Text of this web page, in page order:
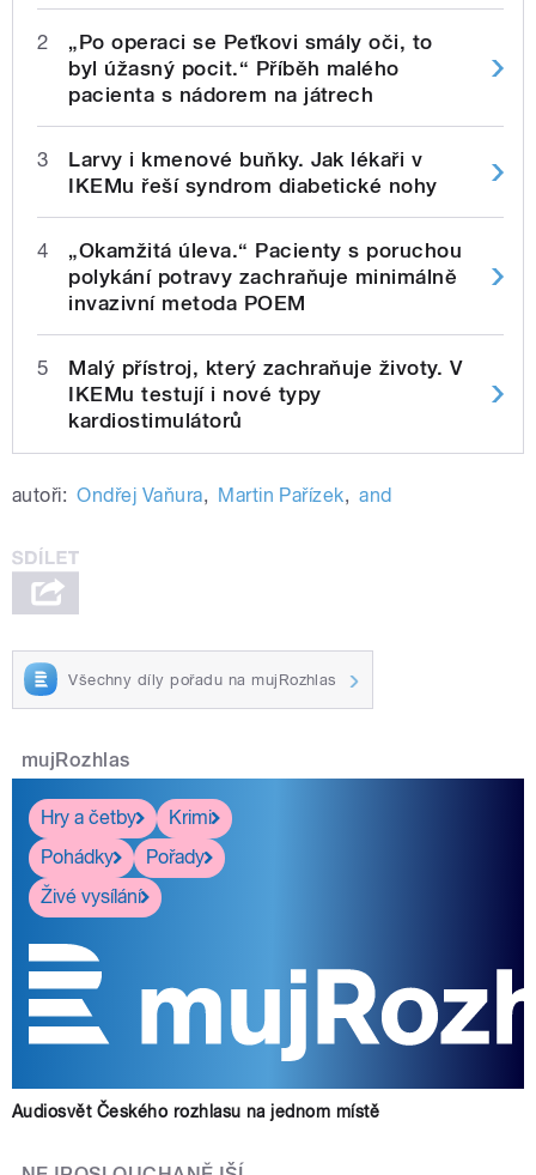
2
„Po operaci se Peťkovi smály oči, to
byl úžasný pocit.“ Příběh malého
pacienta s nádorem na játrech
3
Larvy i kmenové buňky. Jak lékaři v
IKEMu řeší syndrom diabetické nohy
4
„Okamžitá úleva.“ Pacienty s poruchou
polykání potravy zachraňuje minimálně
invazivní metoda POEM
5
Malý přístroj, který zachraňuje životy. V
IKEMu testují i nové typy
kardiostimulátorů
autoři: Ondřej Vaňura, Martin Pařízek, and
Všechny díly pořadu na mujRozhlas
mujRozhlas
Hry a četby
Krimi
Pohádky
Pořady
Živé vysílání
Audiosvět Českého rozhlasu na jednom místě